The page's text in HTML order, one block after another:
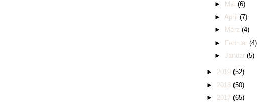
►
Mai (6)
► April (7)
►
März (4)
► Februar (4)
► Januar (5)
► 2019 (52)
► 2018 (50)
► 2017 (65)